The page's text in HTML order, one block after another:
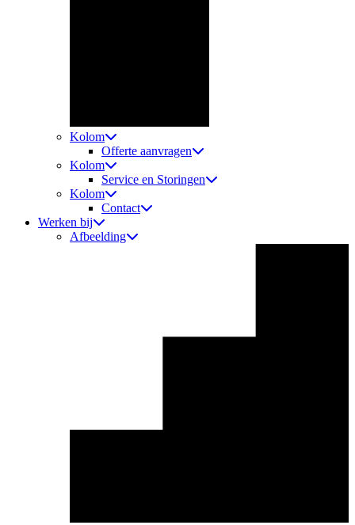
Kolom
Offerte aanvragen
Kolom
Service en Storingen
Kolom
Contact
Werken bij
Afbeelding